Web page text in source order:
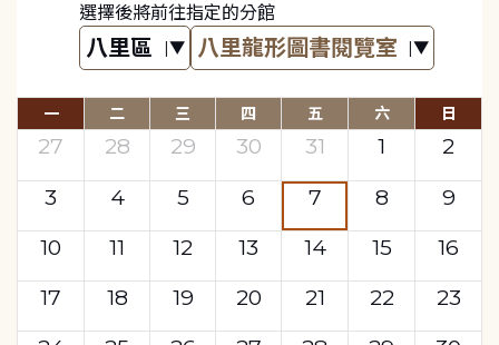
選擇後將前往指定的分館
一 二 三 四 五 六 日
27 28 29 30 31 1
2
3
4 5 6 7 8
9
10
11 12 13 14 15
16
17
18 19 20 21 22
23